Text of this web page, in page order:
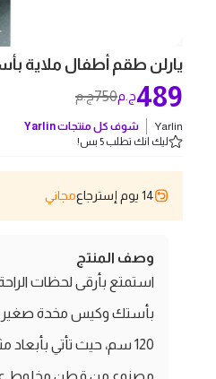
يارلن طقم أطفال ملاية بأستك + 1 كيس مخدة
750ج.م 489ج.م
Yarlin شوف كل منتجاتYarlin
ليك انك تطلب 5 بس!
14 يوم إسترجاع مجاني
وصف المنتج
استمتع بأرقى لحظات
مصنوع من قطن مخلوط